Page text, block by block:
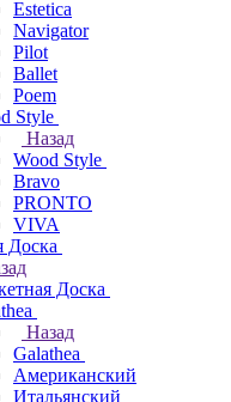
Estetica
Navigator
Pilot
Ballet
Poem
Style
Назад
Wood Style
Bravo
PRONTO
VIVA
Доска
Доска
Назад
Galathea
Американский
Итальянский